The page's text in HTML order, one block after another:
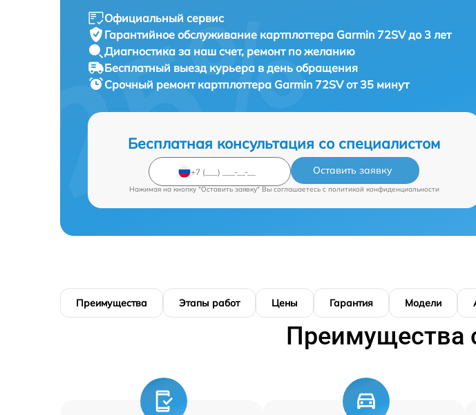
Официальный сервис
Гарантийное обслуживание картплоттера Garmin 72SV до 3 лет
Диагностика за наш счет, ремонт по желанию
Бесплатный выезд курьера в день обращения
Срочный ремонт картплоттера Garmin 72SV от 35 минут
Бесплатная консультация со специалистом
Оставить заявку
Нажимая на кнопку "Оставить заявку" Вы соглашаетесь c политикой конфиденциальности
Преимущества Этапы работ Цены Гарантия Модели
Преимущества